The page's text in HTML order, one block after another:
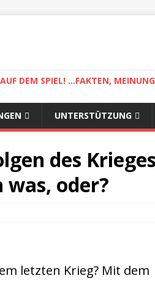
DEM SPIEL! ...FAKTEN,
UNTERSTÜTZUNG
des
was, oder?
letzten Krieg? Mit dem